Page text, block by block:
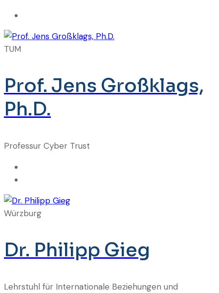
TUM
Prof. Jens Großklags,
Ph.D.
Professur Cyber Trust
Würzburg
Dr. Philipp Gieg
Lehrstuhl für Internationale Beziehungen und